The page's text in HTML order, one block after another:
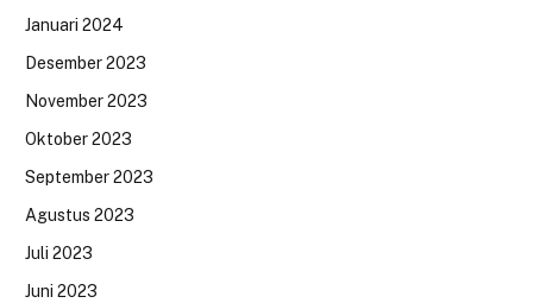
Januari 2024
Desember 2023
November 2023
Oktober 2023
September 2023
Agustus 2023
Juli 2023
Juni 2023